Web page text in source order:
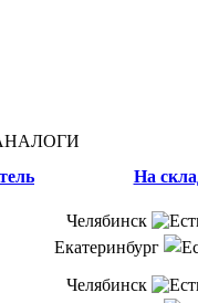
На
Челябинск
Екатеринбург
Челябинск